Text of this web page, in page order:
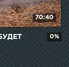
70:40
0%